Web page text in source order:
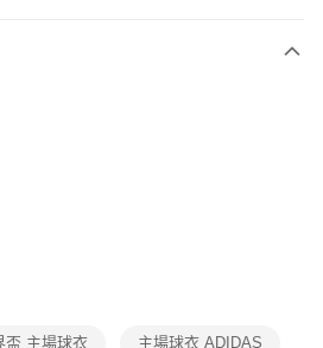
，再付款。
】
享後付」後，將跳轉至「AFTEE先享後付」
繳費通知簡訊。
，點擊此簡訊中的連結，可透過四大超商／
行付款，方視為交易完成。
享後付 」之結帳頁面顯示為準，若有關於
退款等相關疑問，請聯繫「AFTEE先享後付
support/home
含以上)免運費
含以上)免運費
含以上)免運費
盃 主場球衣 主場球衣 ADIDAS